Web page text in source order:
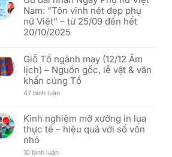
nhật
địa
chỉ
văn
phòng
Thị
Trường
In
Cờ
Vải:
Kỹ
Thuật
Và
Hiệu
Quả
Đầu
Doanh
Nghiệp
luận
ở
In
vải
Hải
mắt
Zalo
Official
Account:
nâng
tầm
dịch
vụ
khách
hàng
Nam: “Tôn vinh nét đẹp phụ
nữ Việt” – từ 25/09 đến hết
20/10/2025
bình
luận
ở
Ưu
đãi
nhân
nữ
Việt
Nam:
“Tôn
vinh
nét
Giỗ Tổ ngành may (12/12 Âm
lịch) – Nguồn gốc, lễ vật & văn
khấn cúng Tổ
47 bình luậnở
ngành
may
(12/12
Kinh nghiệm mở xưởng in lụa
thực tế – hiệu quả với số vốn
nhỏ
10 bình luậnở